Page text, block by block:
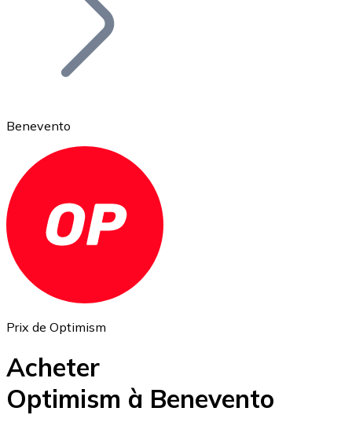
Ethereum
ETH
Benevento
Prix de Optimism
Acheter
Optimism à Benevento